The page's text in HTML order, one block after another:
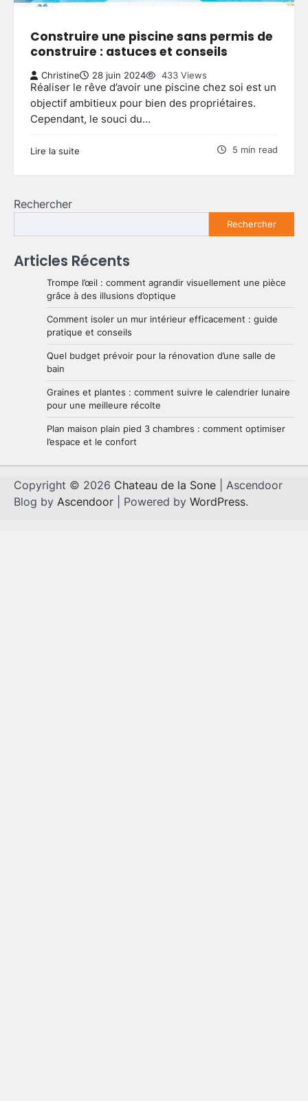
Construire une piscine sans permis de
construire : astuces et conseils
Christine 28 juin 2024 433 Views
Réaliser le rêve d’avoir une piscine chez soi est un
objectif ambitieux pour bien des propriétaires.
Cependant, le souci du…
Lire la suite 5 min read
Rechercher
Rechercher
Articles Récents
Trompe l’œil : comment agrandir visuellement une pièce
grâce à des illusions d’optique
Comment isoler un mur intérieur efficacement : guide
pratique et conseils
Quel budget prévoir pour la rénovation d’une salle de
bain
Graines et plantes : comment suivre le calendrier lunaire
pour une meilleure récolte
Plan maison plain pied 3 chambres : comment optimiser
l’espace et le confort
Copyright © 2026 Chateau de la Sone | Ascendoor
Blog by Ascendoor | Powered by WordPress.